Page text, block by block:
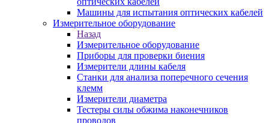
Машины для испытания оптических кабелей
Измерительное оборудование
Назад
Измерительное оборудование
Приборы для проверки биения
Измерители длины кабеля
Станки для анализа поперечного сечения
клемм
Измерители диаметра
Тестеры силы обжима наконечников
проводов